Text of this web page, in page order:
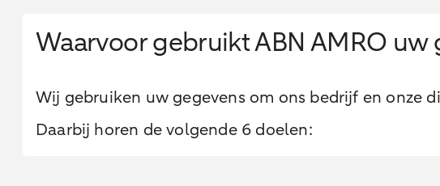
Waarvoor gebruikt ABN AMRO uw
Wij gebruiken uw gegevens om ons bedrijf en onze
Daarbij horen de volgende 6 doelen: